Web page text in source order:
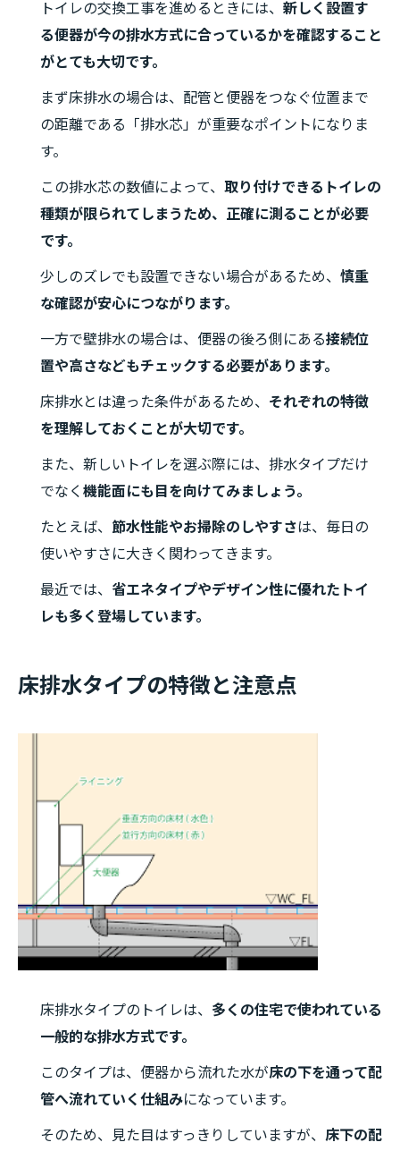
トイレの交換工事を進めるときには、 新しく設置す
る便器が今の排水方式に合っているかを確認すること
がとても大切です。
まず床排水の場合は、配管と便器をつなぐ位置まで
の距離である「排水芯」が重要なポイントになりま
す。
この排水芯の数値によって、 取り付けできるトイレの
種類が限られてしまうため、正確に測ることが必要
です。
少しのズレでも設置できない場合があるため、 慎重
な確認が安心につながります。
一方で壁排水の場合は、便器の後ろ側にある接続位
置や高さなどもチェックする必要があります。
床排水とは違った条件があるため、 それぞれの特徴
を理解しておくことが大切です。
また、新しいトイレを選ぶ際には、排水タイプだけ
でなく 機能面にも目を向けてみましょう。
たとえば、 節水性能やお掃除のしやすさは、毎日の
使いやすさに大きく関わってきます。
最近では、 省エネタイプやデザイン性に優れたトイ
レも多く登場しています。
床排水タイプの特徴と注意点
床排水タイプのトイレは、 多くの住宅で使われている
一般的な排水方式です。
このタイプは、便器から流れた水が床の下を通って配
管へ流れていく仕組みになっています。
そのため、見た目はすっきりしていますが、 床下の配